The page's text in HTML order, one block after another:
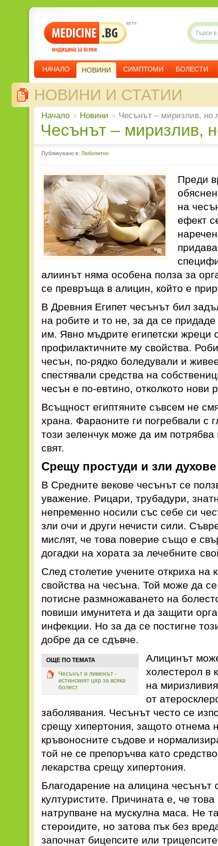
НАЧАЛО НОВИНИ СИМПТОМИ БОЛЕСТИ
НОВИНИ И СТАТИИ
Начало » Новини » Чесънът – миризлив, но
Чесънът – миризлив,
Публикувано в: Любопитно
Преди
на
ефект
алиинът няма особена полза за
се превръща в алицин, който е
В Древния Египет чесънът бил
на робите и то не, за да се
им. Явно мъдрите египетски жреци
профилактичните му свойства.
чесън, по-рядко боледували и
спестявали средства на
чесън е по-евтино, отколкото нови
Всъщност египтяните съвсем не
храна. Фараоните ги погребвали с
този зеленчук може да им потрябва
свят.
Срещу простуди и зли духове
В Средните векове чесънът се
уважение. Рицари, трубадури,
непременно носили със себе си
зли очи и други нечисти сили.
мислят, че това поверие също е
догадки на хората за лечебните
След столетие учените откриха на
свойства на чесъна. Той може да
потисне размножаването на
повиши имунитета и да защити
инфекции. Но за да се постигне
добре да се сдъвче.
ОЩЕ ПО ТЕМАТА
Чесънът и лимонът -
истинският цяр за всяка
болест
Алицинът
холестерол в
на
от
заболявания. Чесънът често се
срещу хипертония, защото отнема
кръвоносните съдове и
той не се препоръчва като
лекарства срещу хипертония.
Благодарение на алицина
културистите. Причината е, че
натрупване на мускулна маса. Не
стероидите, но затова пък без
започнат бицепсите или